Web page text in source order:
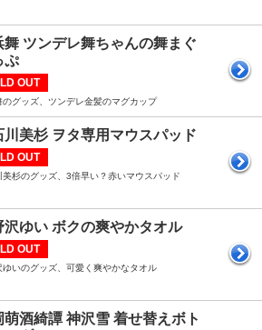
舞 ツンデレ舞ちゃんの舞まぐ
ぷ
OUT
のグッズ、ツンデレ金髪のマグカップ
川美杉 ヲタ専用マウスパッド
OUT
美杉のグッズ、3倍早い？赤いマウスパッド
沢ゆい ボクの爽やかタオル
OUT
ゆいのグッズ、可愛く爽やかなタオル
萌酒綺譚 神沢雪 着せ替えボト